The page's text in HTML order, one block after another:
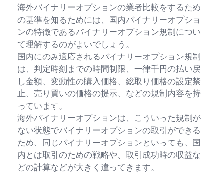
海外バイナリーオプションの業者比較をするため
の基準を知るためには、国内バイナリーオプショ
ンの特徴であるバイナリーオプション規制につい
て理解するのがよいでしょう。
国内にのみ適応されるバイナリーオプション規制
は、判定時刻までの時間制限、一律千円の払い戻
し金額、変動性の購入価格、総取り価格の設定禁
止、売り買いの価格の提示、などの規制内容を持
っています。
海外バイナリーオプションは、こういった規制が
ない状態でバイナリーオプションの取引ができる
ため、同じバイナリーオプションといっても、国
内とは取引のための戦略や、取引成功時の収益な
どの計算などが大きく違ってきます。